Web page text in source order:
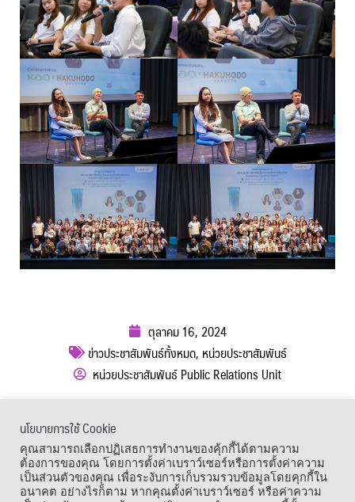
ตุลาคม 16, 2024
ข่าวประชาสัมพันธ์ทั้งหมด, หน่วยประชาสัมพันธ์
หน่วยประชาสัมพันธ์ Public Relations Unit
เมนูลัด
นโยบายการใช้ Cookie
คุณสามารถเลือกปฏิเสธการทำงานของคุ้กกี้ได้ตามความ
ต้องการของคุณ โดยการตั้งค่าเบราว์เซอร์หรือการตั้งค่าความ
เป็นส่วนตัวของคุณ เพื่อระงับการเก็บรวมรวบข้อมูลโดยคุกกี้ใน
อนาคต อย่างไรก็ตาม หากคุณตั้งค่าเบราว์เซอร์ หรือค่าความ